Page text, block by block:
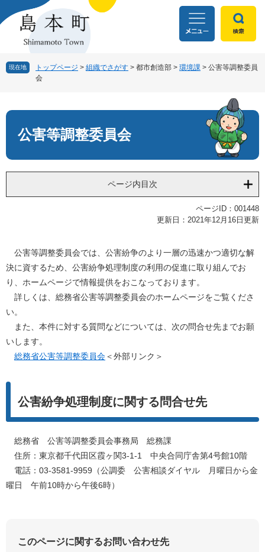
ー
ニ
本
現在地 トップページ > 組織でさがす > 都市創造部 > 環境課 > 公害等調整委員
会
文
公害等調整委員会
ページ内目次
ページID：001448
更新日：2021年12月16日更新
公害等調整委員会では、公害紛争のより一層の迅速かつ適切な解
決に資するため、公害紛争処理制度の利用の促進に取り組んでお
り、ホームページで情報提供をおこなっております。
詳しくは、総務省公害等調整委員会のホームページをご覧くださ
い。
また、本件に対する質問などについては、次の問合せ先までお願
いします。
総務省公害等調整委員会＜外部リンク＞
公害紛争処理制度に関する問合せ先
総務省 公害等調整委員会事務局 総務課
住所：東京都千代田区霞ヶ関3-1-1 中央合同庁舎第4号館10階
電話：03-3581-9959（公調委 公害相談ダイヤル 月曜日から金
曜日 午前10時から午後6時）
このページに関するお問い合わせ先